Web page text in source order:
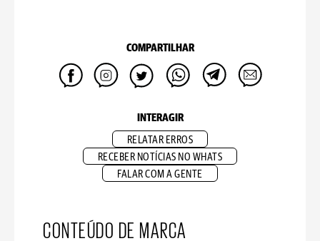
COMPARTILHAR
INTERAGIR
RELATAR ERROS
RECEBER NOTÍCIAS NO WHATS
FALAR COM A GENTE
CONTEÚDO DE MARCA